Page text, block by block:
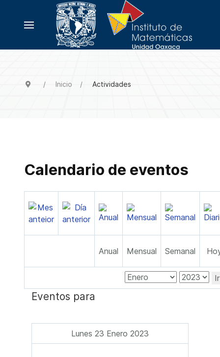
Inicio Actividades
Calendario de eventos
Anual Mensual Semanal
Eventos para
Lunes 23 Enero 2023